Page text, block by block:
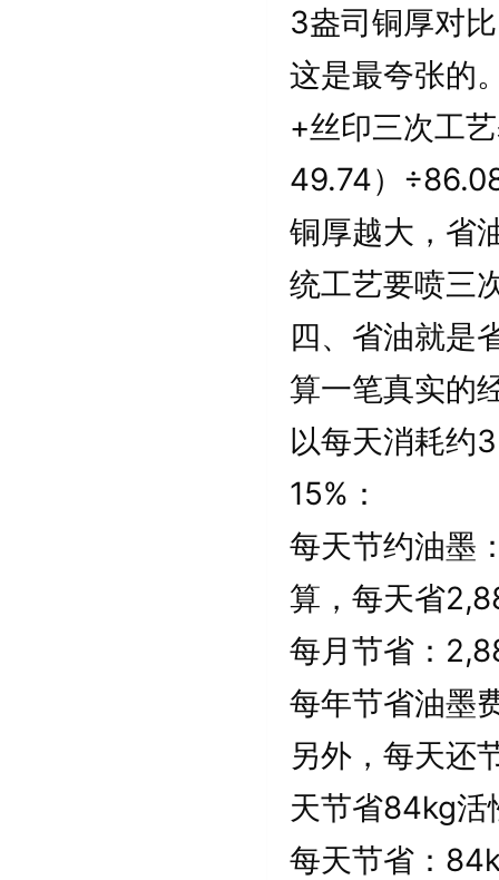
3盎司铜厚对
这是最夸张的
+丝印三次工
49.74）
铜厚越大，省
统工艺要喷三
四、省油就是
算一笔真实的
以每天消耗约
15%：
每天节约油墨
算，每天省
每月节省：
每年节省油墨
另外，每天还
天节省84kg活
每天节省：